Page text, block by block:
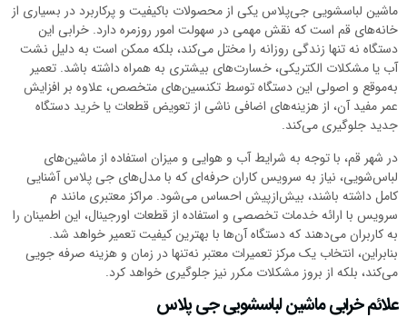
ماشین لباسشویی جی‌پلاس یکی از محصولات باکیفیت و پرکاربرد در بسیاری از
خانه‌های قم است که نقش مهمی در سهولت امور روزمره دارد. خرابی این
دستگاه نه تنها زندگی روزانه را مختل می‌کند، بلکه ممکن است به دلیل نشت
آب یا مشکلات الکتریکی، خسارت‌های بیشتری به همراه داشته باشد. تعمیر
به‌موقع و اصولی این دستگاه توسط تکنسین‌های متخصص، علاوه بر افزایش
عمر مفید آن، از هزینه‌های اضافی ناشی از تعویض قطعات یا خرید دستگاه
جدید جلوگیری می‌کند.
در شهر قم، با توجه به شرایط آب و هوایی و میزان استفاده از ماشین‌های
لباس‌شویی، نیاز به سرویس کاران حرفه‌ای که با مدل‌های جی پلاس آشنایی
کامل داشته باشند، بیش‌ازپیش احساس می‌شود. مراکز معتبری مانند م
سرویس با ارائه خدمات تخصصی و استفاده از قطعات اورجینال، این اطمینان را
به کاربران می‌دهند که دستگاه آن‌ها با بهترین کیفیت تعمیر خواهد شد.
بنابراین، انتخاب یک مرکز تعمیرات معتبر نه‌تنها در زمان و هزینه صرفه جویی
می‌کند، بلکه از بروز مشکلات مکرر نیز جلوگیری خواهد کرد.
علائم خرابی ماشین لباسشویی جی پلاس